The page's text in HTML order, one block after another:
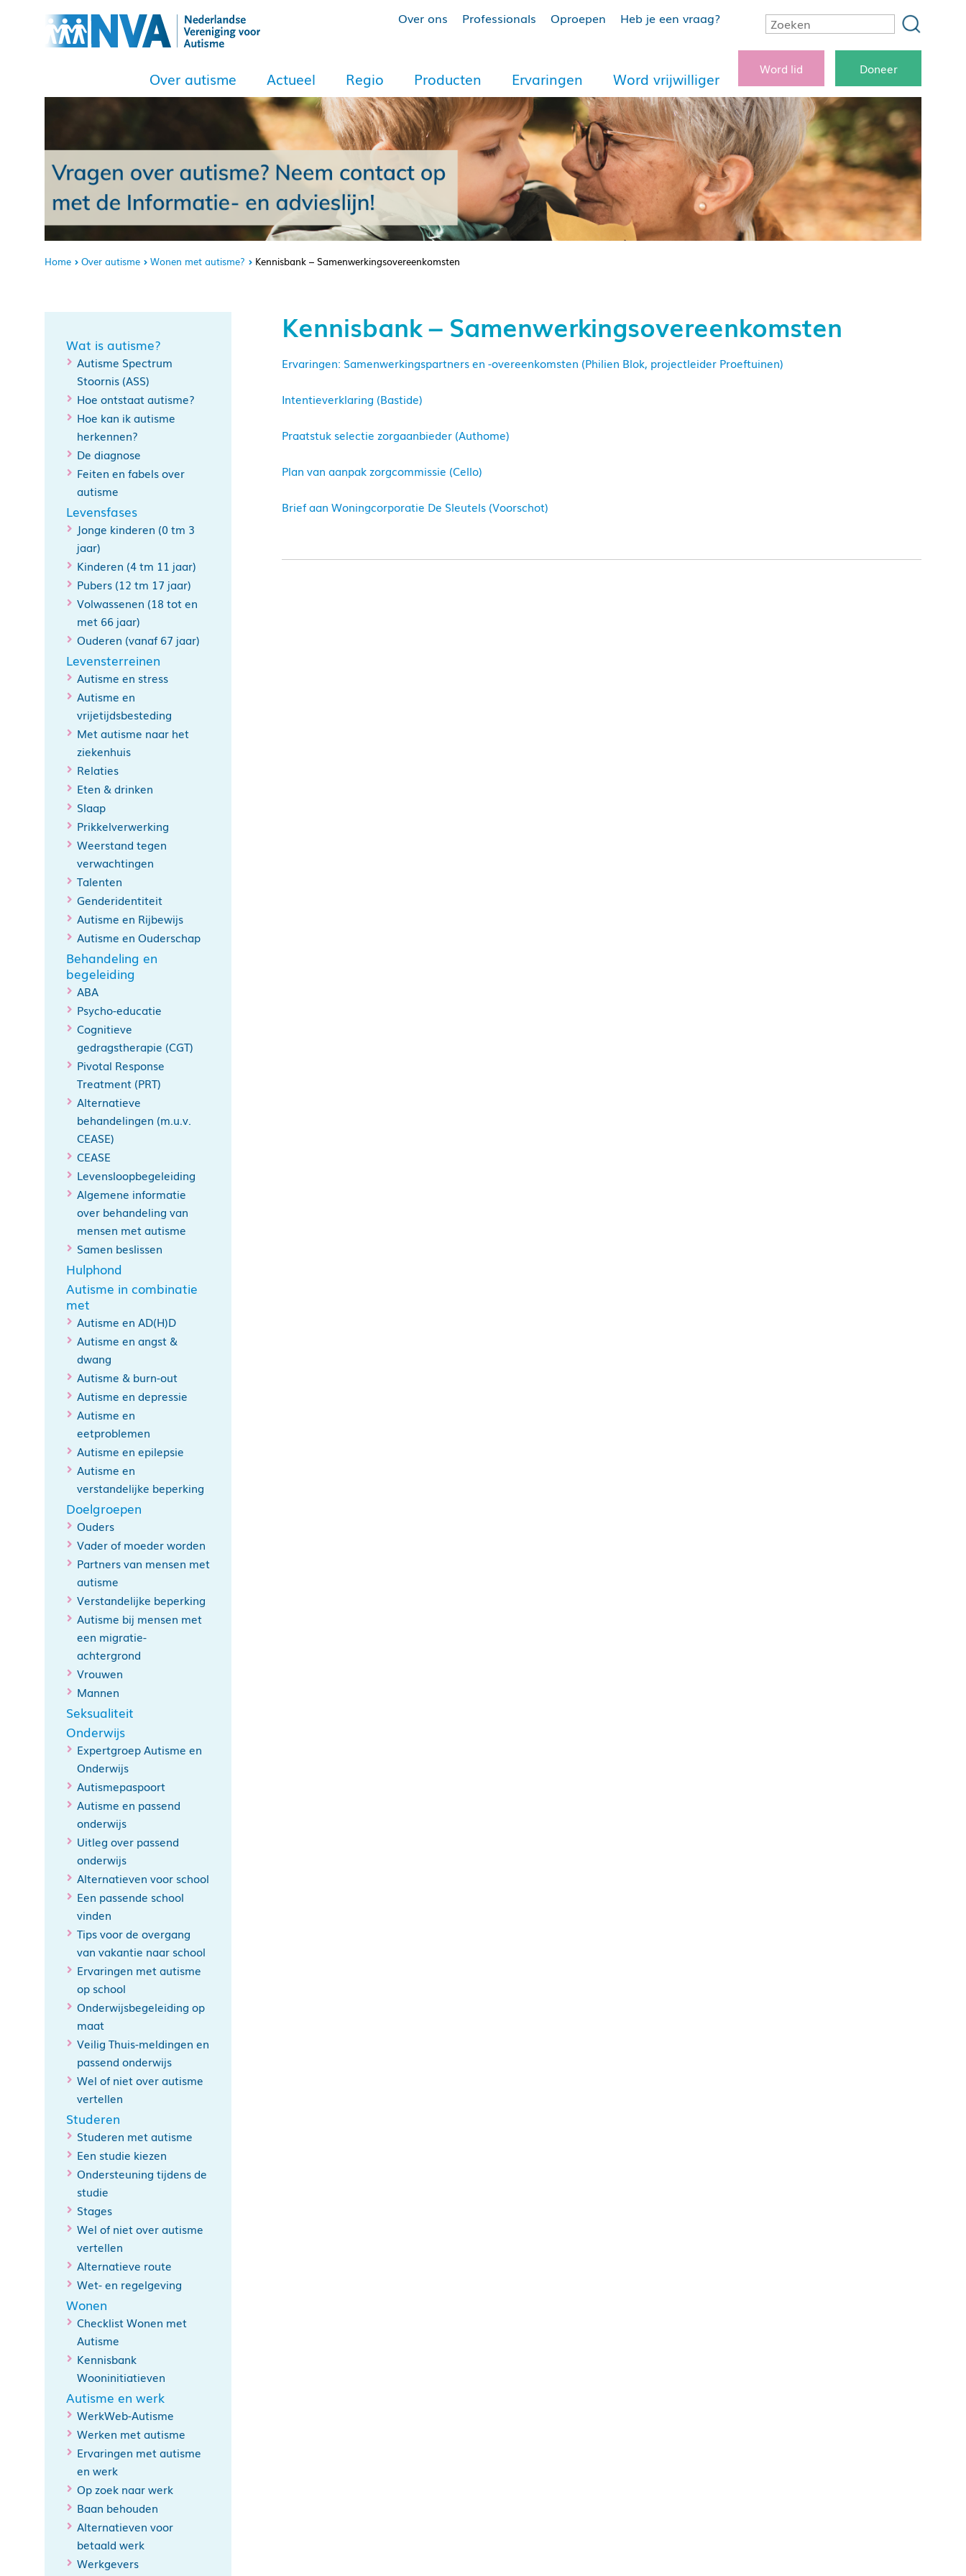
Over ons Professionals Oproepen Heb je een vraag?
Over autisme Actueel Regio Producten Ervaringen Word vrijwilliger
Word lid Doneer
Home Over autisme Wonen met autisme? Kennisbank – Samenwerkingsovereenkomsten
Wat is autisme?
Autisme Spectrum
Stoornis (ASS)
Hoe ontstaat autisme?
Hoe kan ik autisme
herkennen?
De diagnose
Feiten en fabels over
autisme
Levensfases
Jonge kinderen (0 tm 3
jaar)
Kinderen (4 tm 11 jaar)
Pubers (12 tm 17 jaar)
Volwassenen (18 tot en
met 66 jaar)
Ouderen (vanaf 67 jaar)
Levensterreinen
Autisme en stress
Autisme en
vrijetijdsbesteding
Met autisme naar het
ziekenhuis
Relaties
Eten & drinken
Slaap
Prikkelverwerking
Weerstand tegen
verwachtingen
Talenten
Genderidentiteit
Autisme en Rijbewijs
Autisme en Ouderschap
Behandeling en
begeleiding
ABA
Psycho-educatie
Cognitieve
gedragstherapie (CGT)
Pivotal Response
Treatment (PRT)
Alternatieve
behandelingen (m.u.v.
CEASE)
CEASE
Levensloopbegeleiding
Algemene informatie
over behandeling van
mensen met autisme
Samen beslissen
Hulphond
Autisme in combinatie
met
Autisme en AD(H)D
Autisme en angst &
dwang
Autisme & burn-out
Autisme en depressie
Autisme en
eetproblemen
Autisme en epilepsie
Autisme en
verstandelijke beperking
Doelgroepen
Ouders
Vader of moeder worden
Partners van mensen met
autisme
Verstandelijke beperking
Autisme bij mensen met
een migratie-
achtergrond
Vrouwen
Mannen
Seksualiteit
Onderwijs
Expertgroep Autisme en
Onderwijs
Autismepaspoort
Autisme en passend
onderwijs
Uitleg over passend
onderwijs
Alternatieven voor school
Een passende school
vinden
Tips voor de overgang
van vakantie naar school
Ervaringen met autisme
op school
Onderwijsbegeleiding op
maat
Veilig Thuis-meldingen en
passend onderwijs
Wel of niet over autisme
vertellen
Studeren
Studeren met autisme
Een studie kiezen
Ondersteuning tijdens de
studie
Stages
Wel of niet over autisme
vertellen
Alternatieve route
Wet- en regelgeving
Wonen
Checklist Wonen met
Autisme
Kennisbank
Wooninitiatieven
Autisme en werk
WerkWeb-Autisme
Werken met autisme
Ervaringen met autisme
en werk
Op zoek naar werk
Baan behouden
Alternatieven voor
betaald werk
Werkgevers
Kennisbank – Samenwerkingsovereenkomsten
Ervaringen: Samenwerkingspartners en -overeenkomsten (Philien Blok, projectleider Proeftuinen)
Intentieverklaring (Bastide)
Praatstuk selectie zorgaanbieder (Authome)
Plan van aanpak zorgcommissie (Cello)
Brief aan Woningcorporatie De Sleutels (Voorschot)